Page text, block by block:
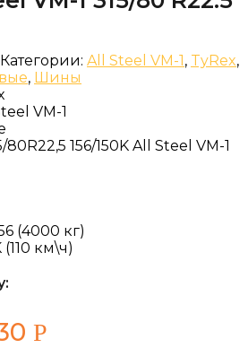
Категории: All Steel VM-1, TyRex,
, Шины
VM-1
80R22,5 156/150K All Steel VM-1
(4000 кг)
(110 км\ч)
Р